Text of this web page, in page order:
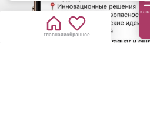
главнаяизбранное